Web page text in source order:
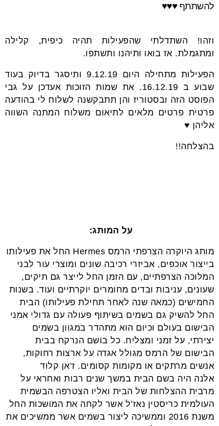
להשתתף ♥♥♥
וזהו! השתדלתי שהפעילות תהיה כיפית, קלילה
ומתגמלת. אז בואו ותיהנו ותשתפו.
הפעילות מתחילה היום 9.12.19 ותיסגר בדיוק בעוד
שבוע ב 16.12.19. את שמות הזוכות אעדכן על גבי
הפוסט הזה ובסטוריז והן תתבקשנה לשלוח לי בהודעה
פרטית פרטים מלאים לתיאום משלוח המתנה השווה
אליהן ♥
בהצלחה!!
על המותג:
מותג היוקרה הצרפתי הרמס Hermes החל את פעילותו
בייצור אוכפים, אביזרי רכיבה שונים ומוצרי עור לבני
המלוכה הצרפתיים, עם הזמן החל לייצר גם תיקים,
שעונים, עניבות ובדים מחומרים יוקרתיים ועוד. בשנות
החמישים (כמאה שנה לאחר תחילת פעילותו) הבית
החל להשיק גם בשמים בשיתוף פעולה עם גדולי אמני
הבישום בעולם וכיום הוא מתהדר במגוון בשמים
יצירתי, על זמני ומצליח. כל בושם הנרקח בבית
הבישום של הרמס מגולל אגדה על ארצות רחוקות,
אנשים מרתקים או מקומות קסומים. ז’אן קלוד
אלנה היה בשם הבית במשך שנים רבות ואחראי על
מרבית ההצלחות של הבית ואליו הצטרפה הבשמית
העולמית כריסטין נאז’ל אשר לקחה את המושכות החל
משנת 2016 וממשיכה ליצור בשמים אשר ממשיכים את